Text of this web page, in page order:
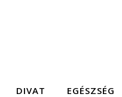
DIVAT EGÉSZSÉG